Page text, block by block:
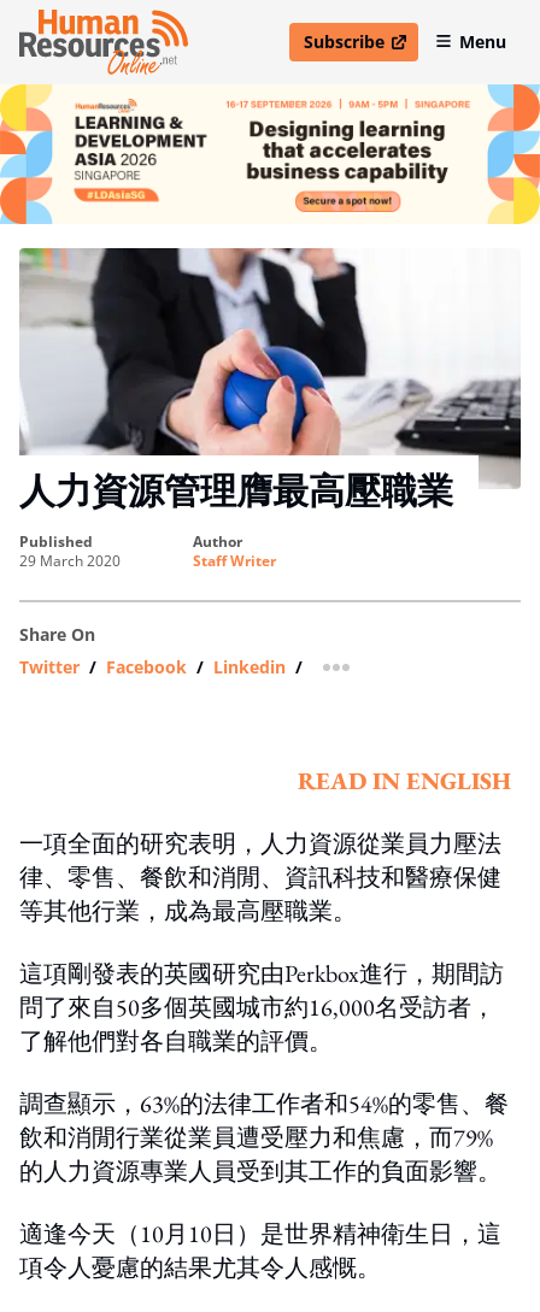
Subscribe
open in new windowMenu
人力資源管理膺最高壓職業
published
29 March 2020
author
Staff Writer
Share On
Twitter / Facebook / Linkedin / more sharing option
READ IN ENGLISH
一項全面的研究表明，人力資源從業員力壓法
律、零售、餐飲和消閒、資訊科技和醫療保健
等其他行業，成為最高壓職業。
這項剛發表的英國研究由Perkbox進行，期間訪
問了來自50多個英國城市約16,000名受訪者，
了解他們對各自職業的評價。
調查顯示，63%的法律工作者和54%的零售、餐
飲和消閒行業從業員遭受壓力和焦慮，而79%
的人力資源專業人員受到其工作的負面影響。
適逢今天（10月10日）是世界精神衛生日，這
項令人憂慮的結果尤其令人感慨。